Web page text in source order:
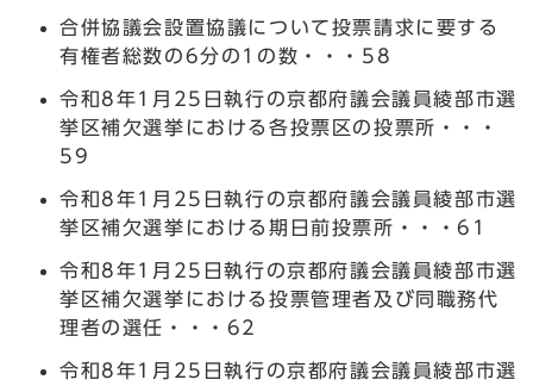
合併協議会設置協議について投票請求に要する
有権者総数の6分の1の数・・・58
令和8年1月25日執行の京都府議会議員綾部市選
挙区補欠選挙における各投票区の投票所・・・
59
令和8年1月25日執行の京都府議会議員綾部市選
挙区補欠選挙における期日前投票所・・・61
令和8年1月25日執行の京都府議会議員綾部市選
挙区補欠選挙における投票管理者及び同職務代
理者の選任・・・62
令和8年1月25日執行の京都府議会議員綾部市選